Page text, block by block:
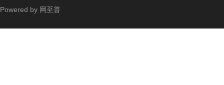
Powered by 网至普